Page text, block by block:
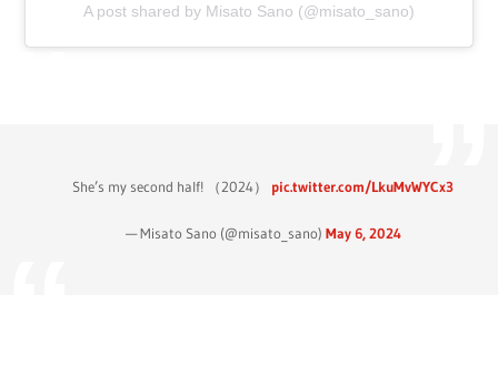
A post shared by Misato Sano (@misato_sano)
She’s my second half! （2024） pic.twitter.com/LkuMvWYCx3
— Misato Sano (@misato_sano) May 6, 2024